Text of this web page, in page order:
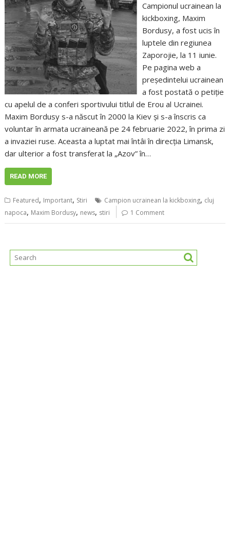
Campionul ucrainean la
kickboxing, Maxim
Bordusy, a fost ucis în
luptele din regiunea
Zaporojie, la 11 iunie.
Pe pagina web a
preşedintelui ucrainean
a fost postată o petiţie
cu apelul de a conferi sportivului titlul de Erou al Ucrainei.
Maxim Bordusy s-a născut în 2000 la Kiev şi s-a înscris ca
voluntar în armata ucraineană pe 24 februarie 2022, în prima zi
a invaziei ruse. Aceasta a luptat mai întâi în direcţia Limansk,
dar ulterior a fost transferat la „Azov” în…
READ MORE
Featured, Important, Stiri Campion ucrainean la kickboxing, cluj
napoca, Maxim Bordusy, news, stiri 1 Comment